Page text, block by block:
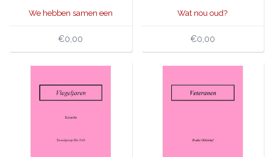
We hebben samen een
€0,00
Wat nou oud?
€0,00